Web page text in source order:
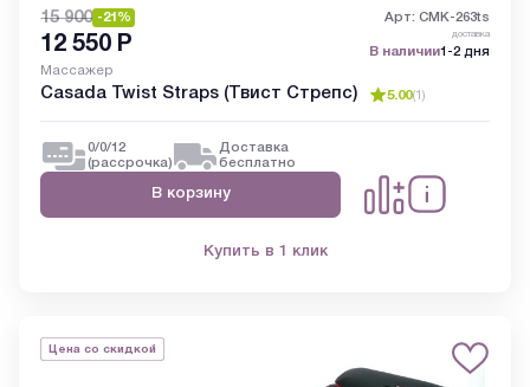
15 900 -21% Арт: CMK-263ts
12 550 Р доставка
В наличии1-2 дня
Массажер
Casada Twist Straps (Твист Стрепс) 5.00(1)
0/0/12
(рассрочка)
Доставка
бесплатно
В корзину
Купить в 1 клик
Цена со скидкой